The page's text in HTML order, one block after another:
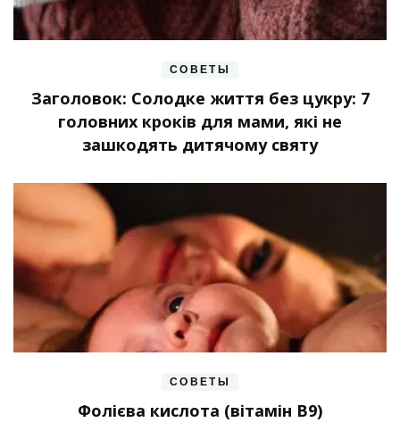
СОВЕТЫ
Заголовок: Солодке життя без цукру: 7
головних кроків для мами, які не
зашкодять дитячому святу
СОВЕТЫ
Фолієва кислота (вітамін В9)